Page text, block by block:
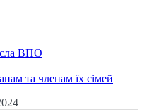
ВПО
та членам їх сімей